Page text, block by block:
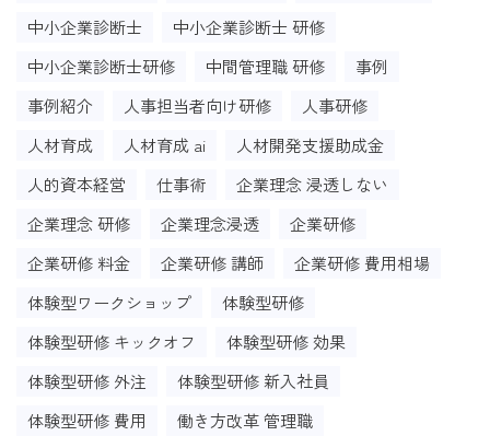
中小企業診断士
中小企業診断士 研修
中小企業診断士研修
中間管理職 研修
事例
事例紹介
人事担当者向け研修
人事研修
人材育成
人材育成 ai
人材開発支援助成金
人的資本経営
仕事術
企業理念 浸透しない
企業理念 研修
企業理念浸透
企業研修
企業研修 料金
企業研修 講師
企業研修 費用相場
体験型ワークショップ
体験型研修
体験型研修 キックオフ
体験型研修 効果
体験型研修 外注
体験型研修 新入社員
体験型研修 費用
働き方改革 管理職